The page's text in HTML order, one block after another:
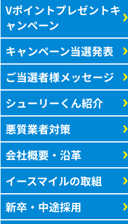
Vポイントプレゼントキ
ャンペーン
キャンペーン当選発表
ご当選者様メッセージ
シューリーくん紹介
悪質業者対策
会社概要・沿革
イースマイルの取組
新卒・中途採用